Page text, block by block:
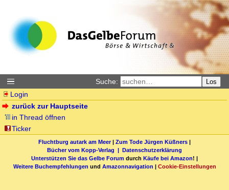
Suche: Los
Login
zurück zur Hauptseite
in Thread öffnen
Ticker
Fluchtburg autark am Meer| Zum Tode Jürgen Küßners |
Bücher vom Kopp-Verlag | Datenschutzerklärung
Unterstützen Sie das Gelbe Forum durch Käufe bei Amazon! |
Weitere Buchempfehlungen und Amazonnavigation | Cookie-Einstellungen